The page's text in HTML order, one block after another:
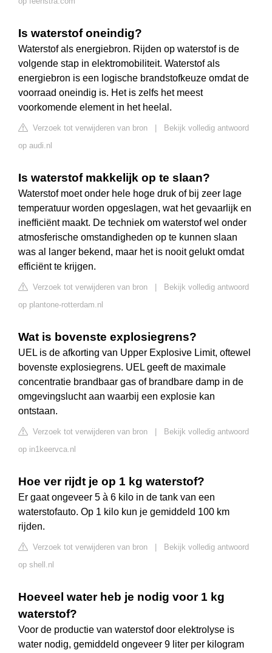
Is waterstof oneindig?
Waterstof als energiebron. Rijden op waterstof is de
volgende stap in elektromobiliteit. Waterstof als
energiebron is een logische brandstofkeuze omdat de
voorraad oneindig is. Het is zelfs het meest
voorkomende element in het heelal.
Verzoek tot verwijderen van bron
Bekijk volledig antwoord
op audi.nl
Is waterstof makkelijk op te slaan?
Waterstof moet onder hele hoge druk of bij zeer lage
temperatuur worden opgeslagen, wat het gevaarlijk en
inefficiënt maakt. De techniek om waterstof wel onder
atmosferische omstandigheden op te kunnen slaan
was al langer bekend, maar het is nooit gelukt omdat
efficiënt te krijgen.
Verzoek tot verwijderen van bron
Bekijk volledig antwoord
op plantone-rotterdam.nl
Wat is bovenste explosiegrens?
UEL is de afkorting van Upper Explosive Limit, oftewel
bovenste explosiegrens. UEL geeft de maximale
concentratie brandbaar gas of brandbare damp in de
omgevingslucht aan waarbij een explosie kan
ontstaan.
Verzoek tot verwijderen van bron
Bekijk volledig antwoord
op in1keervca.nl
Hoe ver rijdt je op 1 kg waterstof?
Er gaat ongeveer 5 à 6 kilo in de tank van een
waterstofauto. Op 1 kilo kun je gemiddeld 100 km
rijden.
Verzoek tot verwijderen van bron
Bekijk volledig antwoord
op shell.nl
Hoeveel water heb je nodig voor 1 kg
waterstof?
Voor de productie van waterstof door elektrolyse is
water nodig, gemiddeld ongeveer 9 liter per kilogram